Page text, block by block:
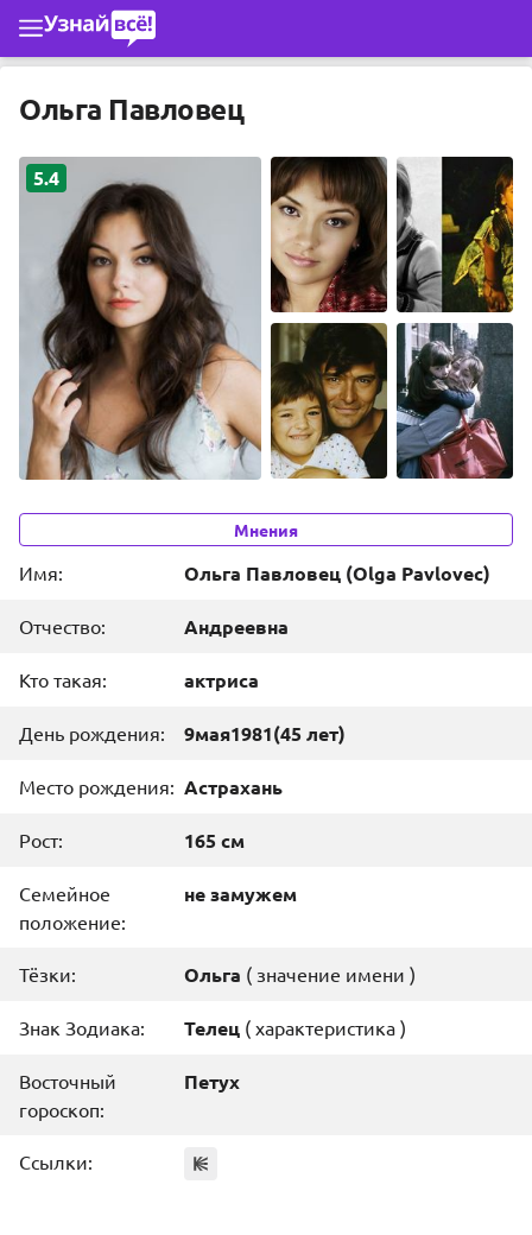
Перейти к основному содержимому
Ольга Павловец
5.4
Мнения
Имя: Ольга Павловец(Olga Pavlovec)
Отчество: Андреевна
Кто такая: актриса
День рождения: 9мая1981(45 лет)
Место рождения: Астрахань
Рост: 165 см
Семейное
положение:
не замужем
Тёзки: Ольга ( значение имени )
Знак Зодиака: Телец ( характеристика )
Восточный
гороскоп:
Петух
Ссылки: